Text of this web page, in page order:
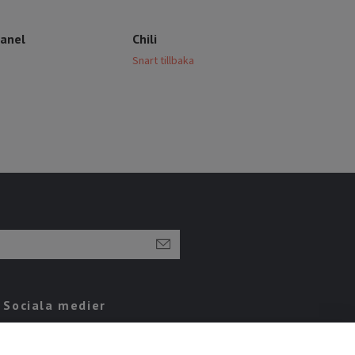
Chili
Snart tillbaka
Sociala medier